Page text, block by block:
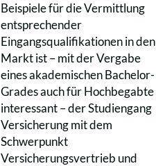
Beispiele für die Vermittlung
entsprechender
Eingangsqualifikationen in den
Markt ist – mit der Vergabe
eines akademischen Bachelor-
Grades auch für Hochbegabte
interessant – der Studiengang
Versicherung mit dem
Schwerpunkt
Versicherungsvertrieb und